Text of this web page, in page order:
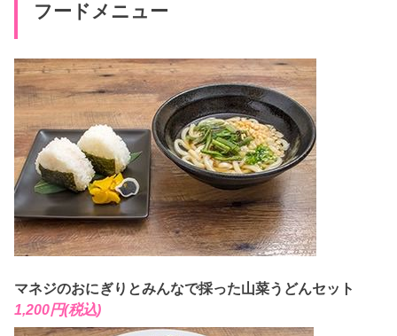
フードメニュー
マネジのおにぎりとみんなで採った山菜うどんセット
1,200円(税込)